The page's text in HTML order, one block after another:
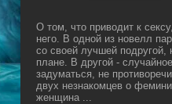
О том, что приводит к
него. В одной из новелл
со своей лучшей подругой,
плане. В другой -
задуматься, не
двух незнакомцев о
женщина ...